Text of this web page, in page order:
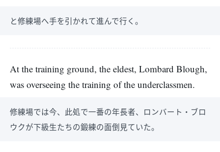
と修練場へ手を引かれて進んで行く。
At the training ground, the eldest, Lombard Blough,
was overseeing the training of the underclassmen.
修練場では今、此処で一番の年長者、ロンバート・ブロ
ウクが下級生たちの鍛練の面倒見ていた。